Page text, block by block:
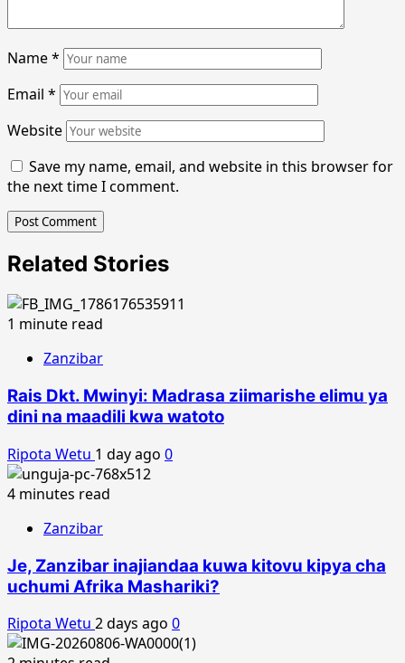
Name*
Email *
Website
Save my name, email, and website in this browser for
the next time I comment.
Related Stories
1 minute read
Zanzibar
Rais Dkt. Mwinyi: Madrasa ziimarishe elimu ya
dini na maadili kwa watoto
Ripota Wetu 1 day ago 0
4 minutes read
Zanzibar
Je, Zanzibar inajiandaa kuwa kitovu kipya cha
uchumi Afrika Mashariki?
Ripota Wetu 2 days ago 0